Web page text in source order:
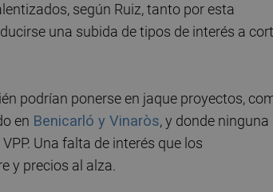
según Ruiz, tanto por esta
una subida de tipos de interés a
podrían ponerse en jaque proyectos,
en Benicarló y Vinaròs, y donde ninguna
Una falta de interés que los
y precios al alza.